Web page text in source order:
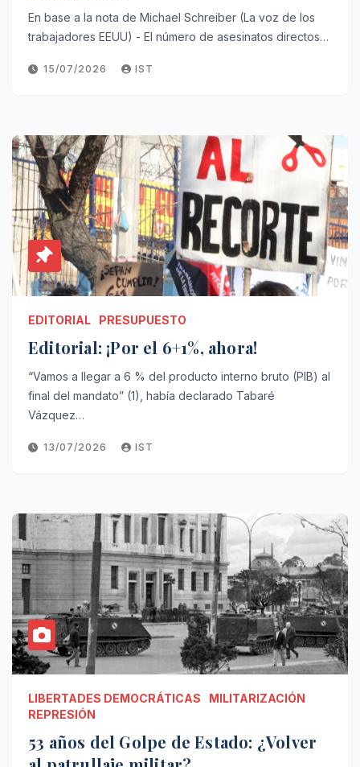
En base a la nota de Michael Schreiber (La voz de los
trabajadores EEUU) - El número de asesinatos directos…
15/07/2026 IST
EDITORIAL PRESUPUESTO
Editorial: ¡Por el 6+1%, ahora!
“Vamos a llegar a 6 % del producto interno bruto (PIB) al
final del mandato” (1), había declarado Tabaré
Vázquez…
13/07/2026 IST
LIBERTADES DEMOCRÁTICAS
MILITARIZACIÓN
REPRESIÓN
53 años del Golpe de Estado: ¿Volver